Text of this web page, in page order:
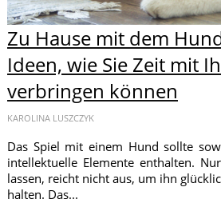
Zu Hause mit dem
Ideen, wie Sie Zeit mit
verbringen können
KAROLINA LUSZCZYK
Das Spiel mit einem Hund sollte
intellektuelle Elemente enthalten.
lassen, reicht nicht aus, um ihn
halten. Das...